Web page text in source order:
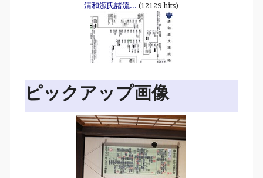
清和源氏諸流... (12129 hits)
ピックアップ画像